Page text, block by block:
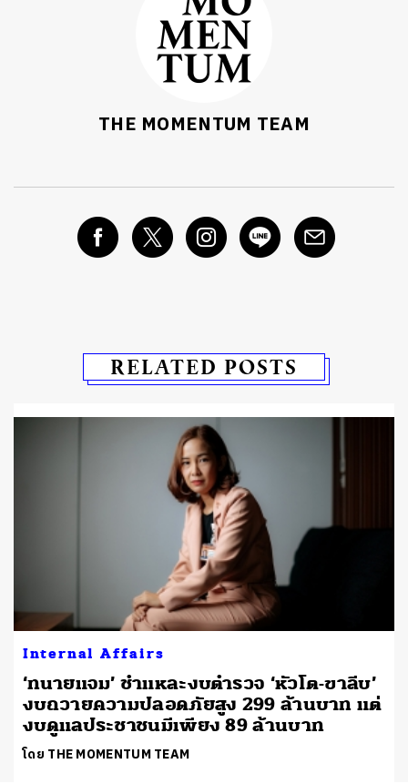
THE MOMENTUM TEAM
RELATED POSTS
Internal Affairs
‘ทนายแจม’ ชำแหละงบตำรวจ ‘หัวโต-ขาลีบ’
งบถวายความปลอดภัยสูง 299 ล้านบาท แต่
งบดูแลประชาชนมีเพียง 89 ล้านบาท
โดย THE MOMENTUM TEAM